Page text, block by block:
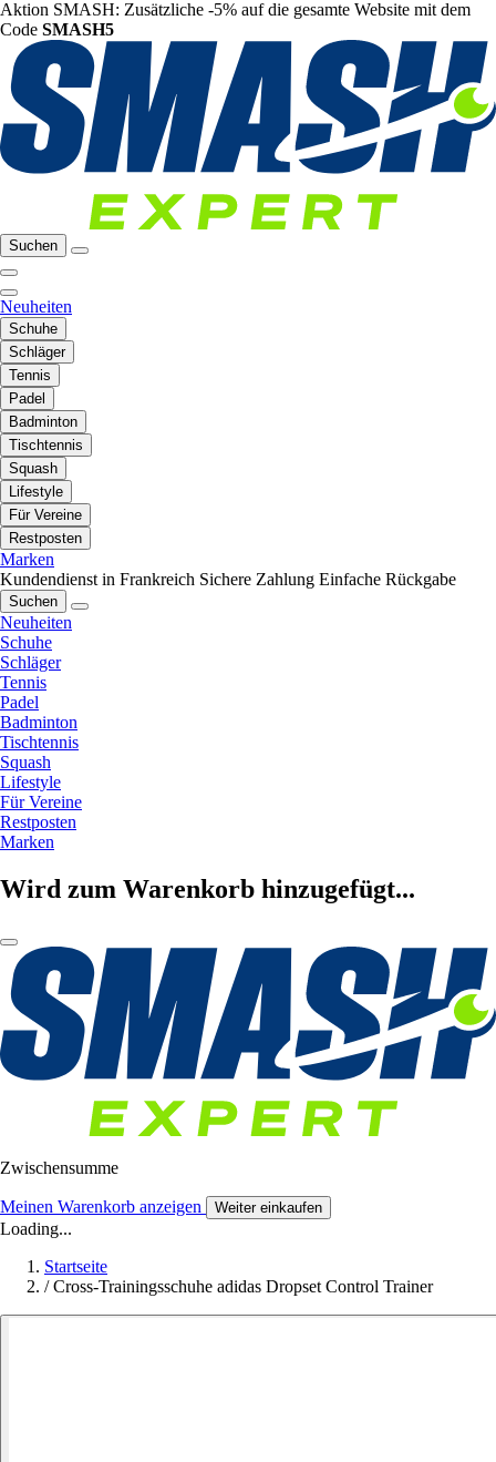
Aktion SMASH: Zusätzliche -5% auf die gesamte Website mit dem
Code SMASH5
Suchen
Neuheiten
Schuhe
Schläger
Tennis
Padel
Badminton
Tischtennis
Squash
Lifestyle
Für Vereine
Restposten
Marken
Kundendienst in Frankreich Sichere Zahlung Einfache Rückgabe
Suchen
Neuheiten
Schuhe
Schläger
Tennis
Padel
Badminton
Tischtennis
Squash
Lifestyle
Für Vereine
Restposten
Marken
Wird zum Warenkorb hinzugefügt...
Zwischensumme
Meinen Warenkorb anzeigen Weiter einkaufen
Loading...
Startseite
/ Cross-Trainingsschuhe adidas Dropset Control Trainer